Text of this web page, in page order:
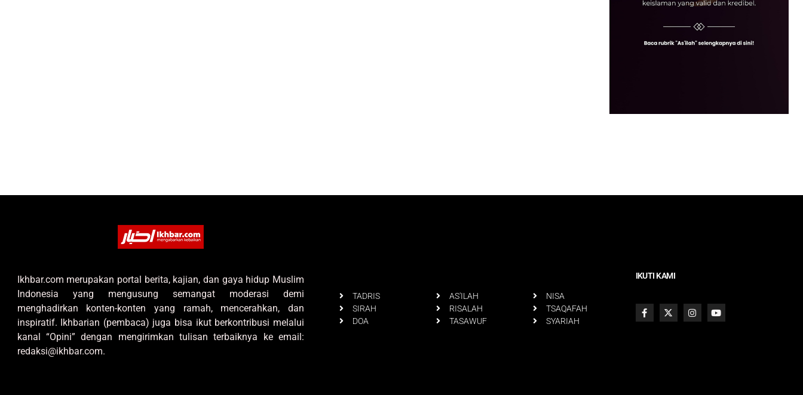
Ikhbar.com merupakan portal berita, kajian, dan gaya hidup Muslim
Indonesia yang mengusung semangat moderasi demi
menghadirkan konten-konten yang ramah, mencerahkan, dan
inspiratif. Ikhbarian (pembaca) juga bisa ikut berkontribusi melalui
kanal “Opini” dengan mengirimkan tulisan terbaiknya ke email:
redaksi@ikhbar.com.
TADRIS
SIRAH
DOA
AS'ILAH
RISALAH
TASAWUF
NISA
TSAQAFAH
SYARIAH
IKUTI KAMI